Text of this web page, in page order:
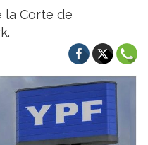
la Corte de